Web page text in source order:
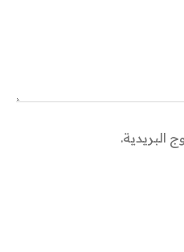
البريدية.